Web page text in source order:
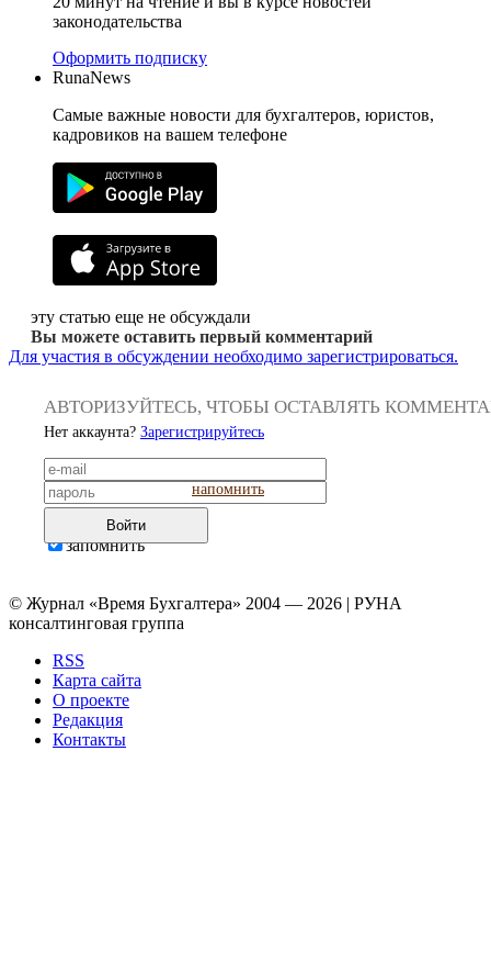
законодательства
Оформить подписку
RunaNews
Самые важные новости для бухгалтеров, юристов,
кадровиков на вашем телефоне
эту статью еще не обсуждали
Вы можете оставить первый комментарий
Для участия в обсуждении необходимо зарегистрироваться.
АВТОРИЗУЙТЕСЬ, ЧТОБЫ ОСТАВЛЯТЬ
Нет аккаунта? Зарегистрируйтесь
напомнить
Войти
запомнить
© Журнал «Время Бухгалтера» 2004 — 2026 | РУНА
консалтинговая группа
RSS
Карта сайта
О проекте
Редакция
Контакты